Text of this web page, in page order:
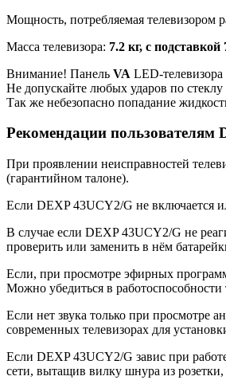
Мощность, потребляемая телевизором
Масса телевизора: 7.2 кг, с подставкой
Внимание! Панель VA LED-
Не допускайте любых ударов по
Так же небезопасно попадание
Рекомендации пользователям
При проявлении неисправностей
(гарантийном талоне).
Если DEXP 43UCY2/G не включается
В случае если DEXP 43UCY2/G не
проверить или заменить в нём
Если, при просмотре эфирных
Можно убедиться в
Если нет звука только при просмотре
современных телевизорах для
Если DEXP 43UCY2/G завис при
сети, вытащив вилку шнура из